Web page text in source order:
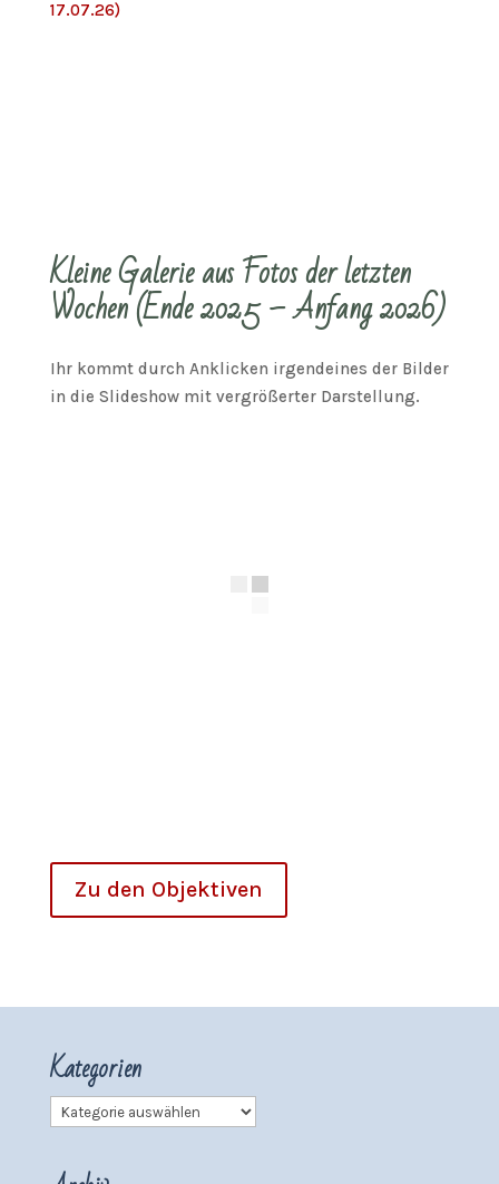
17.07.26)
Kleine Galerie aus Fotos der letzten
Wochen (Ende 2025 – Anfang 2026)
Ihr kommt durch Anklicken irgendeines der Bilder
in die Slideshow mit vergrößerter Darstellung.
Zu den Objektiven
Kategorien
Kategorien